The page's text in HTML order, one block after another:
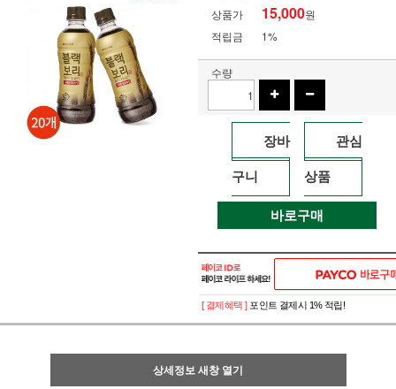
상품가
15,000원
적립금
1%
수량
장바
구니
관심
상품
바로구매
[ 결제혜택 ] 포인트 결제시 1% 적립!
상세정보 새창 열기